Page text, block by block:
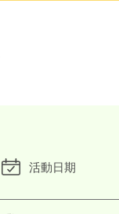
活動日期